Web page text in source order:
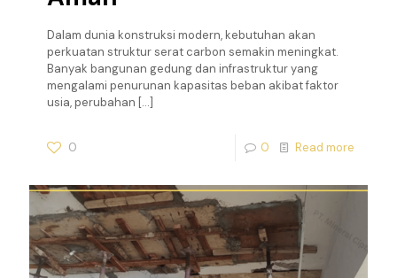
Dalam dunia konstruksi modern, kebutuhan akan
perkuatan struktur serat carbon semakin meningkat.
Banyak bangunan gedung dan infrastruktur yang
mengalami penurunan kapasitas beban akibat faktor
usia, perubahan […]
0 0 Read more